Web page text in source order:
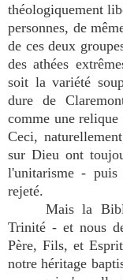
théologiquement
personnes, de
de ces deux
des athées
soit la variété
dure de
comme une relique
Ceci,
sur Dieu ont
l'unitarisme - puis
rejeté.
Mais la
Trinité - et nous
Père, Fils, et
notre héritage